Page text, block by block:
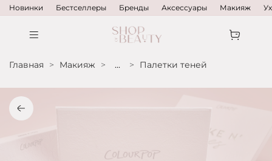
Новинки Бестселлеры Бренды Аксессуары Макияж
Главная Макияж ... Палетки теней